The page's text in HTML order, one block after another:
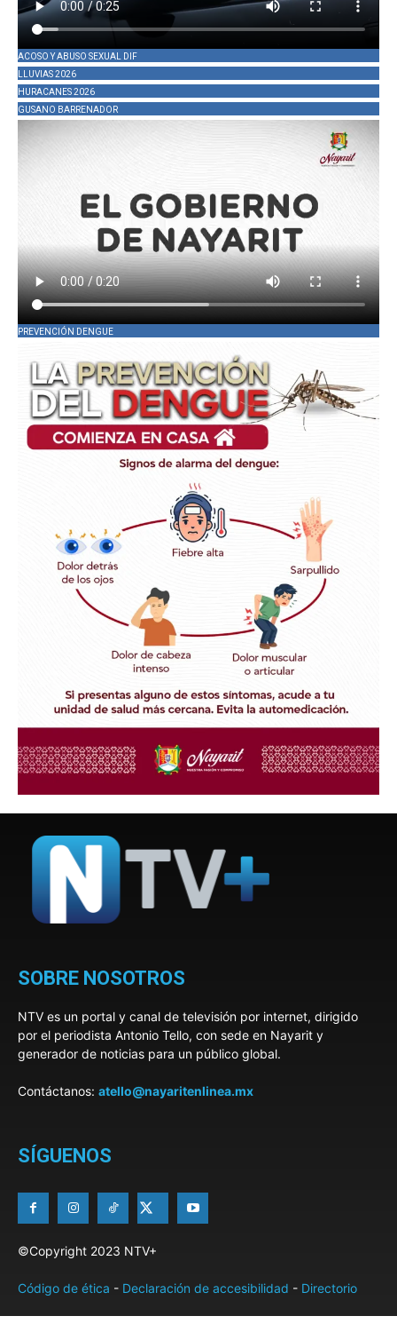
ACOSO Y ABUSO SEXUAL DIF
LLUVIAS 2026
HURACANES 2026
GUSANO BARRENADOR
PREVENCIÓN DENGUE
SOBRE NOSOTROS
NTV es un portal y canal de televisión por internet, dirigido
por el periodista Antonio Tello, con sede en Nayarit y
generador de noticias para un público global.
Contáctanos: atello@nayaritenlinea.mx
SÍGUENOS
©Copyright 2023 NTV+
Código de ética - Declaración de accesibilidad - Directorio